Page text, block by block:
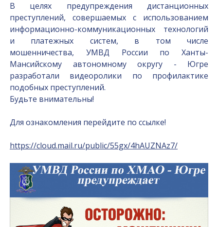
В целях предупреждения дистанционных
преступлений, совершаемых с использованием
информационно-коммуникационных технологий
и платежных систем, в том числе
мошенничества, УМВД России по Ханты-
Мансийскому автономному округу - Югре
разработали видеоролики по профилактике
подобных преступлений.
Будьте внимательны!
Для ознакомления перейдите по ссылке!
https://cloud.mail.ru/public/55gx/4hAUZNAz7/